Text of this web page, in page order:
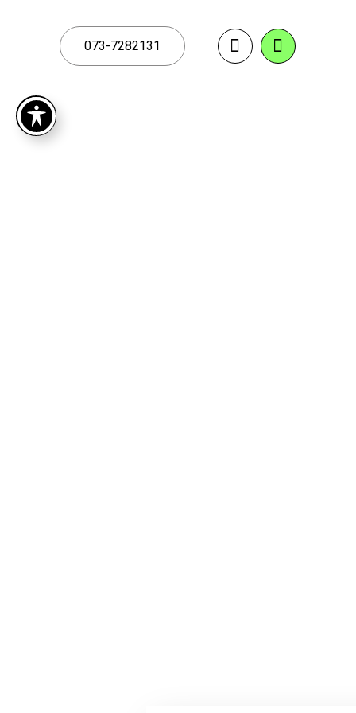
073-7282131